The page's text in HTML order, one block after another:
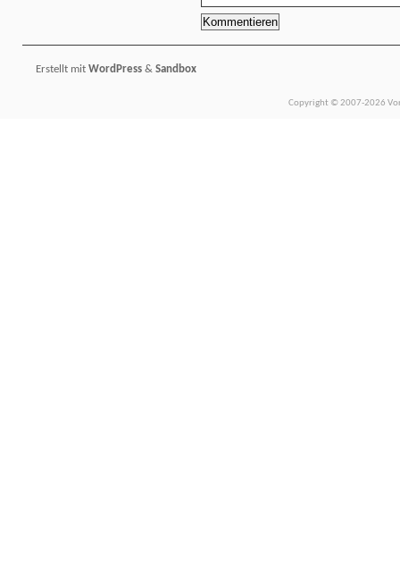
Erstellt mit WordPress & Sandbox
Copyright © 2007-2026